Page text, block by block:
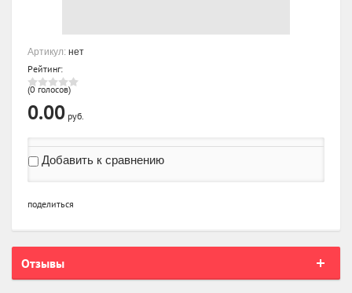
Артикул: нет
Рейтинг:
(0 голосов)
0.00 руб.
Добавить к сравнению
поделиться
Отзывы